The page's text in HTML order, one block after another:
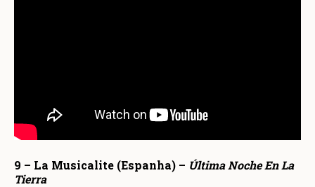
9 – La Musicalite (Espanha) – Última Noche En La
Tierra